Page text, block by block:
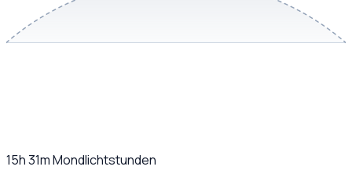
15h 31mMondlichtstunden